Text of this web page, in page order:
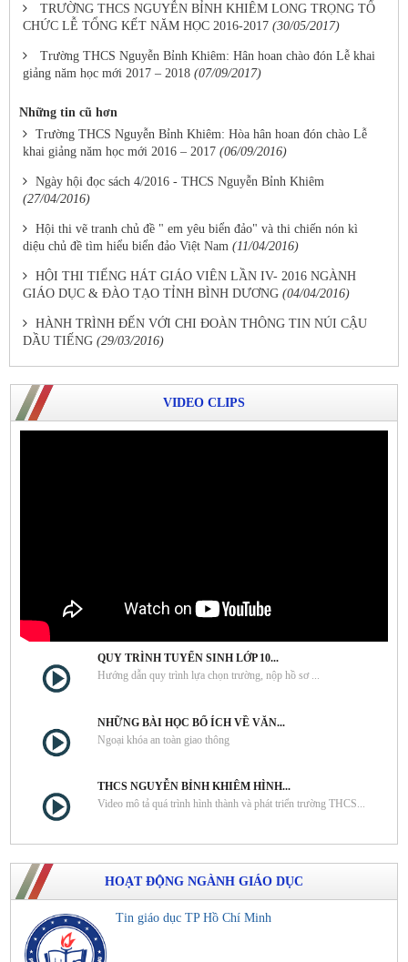
TRƯỜNG THCS NGUYỄN BỈNH KHIÊM LONG TRỌNG TỔ
CHỨC LỄ TỔNG KẾT NĂM HỌC 2016-2017 (30/05/2017)
Trường THCS Nguyễn Bỉnh Khiêm: Hân hoan chào đón Lễ khai
giảng năm học mới 2017 – 2018 (07/09/2017)
Những tin cũ hơn
Trường THCS Nguyễn Bỉnh Khiêm: Hòa hân hoan đón chào Lễ
khai giảng năm học mới 2016 – 2017 (06/09/2016)
Ngày hội đọc sách 4/2016 - THCS Nguyễn Bỉnh Khiêm
(27/04/2016)
Hội thi vẽ tranh chủ đề " em yêu biển đảo" và thi chiến nón kì
diệu chủ đề tìm hiểu biển đảo Việt Nam (11/04/2016)
HỘI THI TIẾNG HÁT GIÁO VIÊN LẦN IV- 2016 NGÀNH
GIÁO DỤC & ĐÀO TẠO TỈNH BÌNH DƯƠNG (04/04/2016)
HÀNH TRÌNH ĐẾN VỚI CHI ĐOÀN THÔNG TIN NÚI CẬU
DẦU TIẾNG (29/03/2016)
VIDEO CLIPS
QUY TRÌNH TUYỂN SINH LỚP 10...
Hướng dẫn quy trình lựa chọn trường, nộp hồ sơ ...
NHỮNG BÀI HỌC BỔ ÍCH VỀ VĂN...
Ngoại khóa an toàn giao thông
THCS NGUYỄN BỈNH KHIÊM HÌNH...
Video mô tả quá trình hình thành và phát triển trường THCS...
HOẠT ĐỘNG NGÀNH GIÁO DỤC
Tin giáo dục TP Hồ Chí Minh